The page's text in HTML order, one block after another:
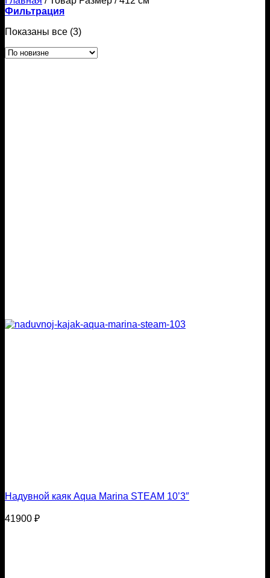
Фильтрация
Показаны все (3)Сортировка:
недавние
Надувной каяк Aqua Marina STEAM 10’3″
41900 ₽